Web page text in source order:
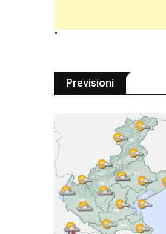
"
Previsioni